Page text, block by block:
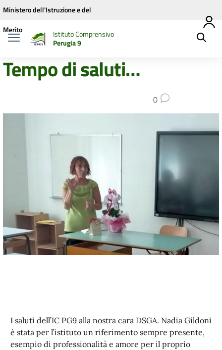
Vai ai contenuti
Vai al menu di navigazione
Vai al footer
Ministero dell'Istruzione e del
Merito
Istituto Comprensivo
Perugia 9
Tempo di saluti…
0
I saluti dell’IC PG9 alla nostra cara DSGA. Nadia Gildoni
è stata per l’istituto un riferimento sempre presente,
esempio di professionalità e amore per il proprio